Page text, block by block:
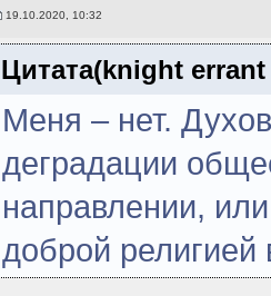
19.10.2020, 10:32
Цитата(knight errant
Меня – нет.
деградации
направлении,
доброй религией